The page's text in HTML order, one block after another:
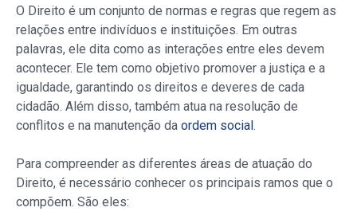
O Direito é um conjunto de normas e regras que regem as
relações entre indivíduos e instituições. Em outras
palavras, ele dita como as interações entre eles devem
acontecer. Ele tem como objetivo promover a justiça e a
igualdade, garantindo os direitos e deveres de cada
cidadão. Além disso, também atua na resolução de
conflitos e na manutenção da ordem social .
Para compreender as diferentes áreas de atuação do
Direito, é necessário conhecer os principais ramos que o
compõem. São eles: